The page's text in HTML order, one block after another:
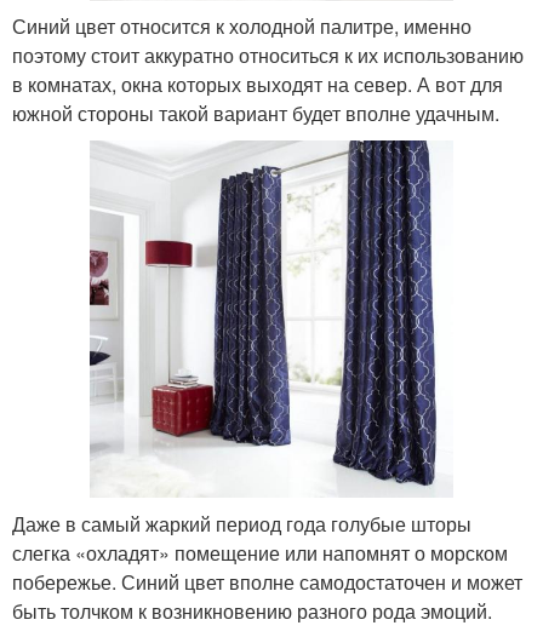
Синий цвет относится к холодной палитре, именно
поэтому стоит аккуратно относиться к их использованию
в комнатах, окна которых выходят на север. А вот для
южной стороны такой вариант будет вполне удачным.
Даже в самый жаркий период года голубые шторы
слегка «охладят» помещение или напомнят о морском
побережье. Синий цвет вполне самодостаточен и может
быть толчком к возникновению разного рода эмоций.